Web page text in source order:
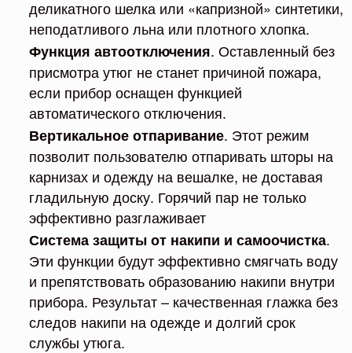
деликатного шелка или «капризной» синтетики,
неподатливого льна или плотного хлопка.
Функция автоотключения. Оставленный без
присмотра утюг не станет причиной пожара,
если прибор оснащен функцией
автоматического отключения.
Вертикальное отпаривание. Этот режим
позволит пользователю отпаривать шторы на
карнизах и одежду на вешалке, не доставая
гладильную доску. Горячий пар не только
эффективно разглаживает
Система защиты от накипи и самоочистка.
Эти функции будут эффективно смягчать воду
и препятствовать образованию накипи внутри
прибора. Результат – качественная глажка без
следов накипи на одежде и долгий срок
службы утюга.